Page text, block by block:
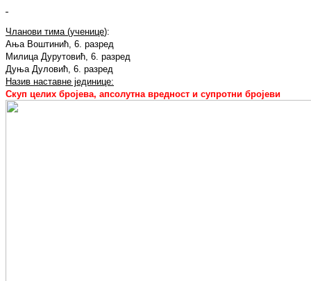
Чланови тима (ученице):
Ања Воштинић, 6. разред
Милица Дурутовић, 6. разред
Дуња Дуловић, 6. разред
Назив наставне јединице:
Скуп целих бројева, апсолутна вредност и супротни бројеви